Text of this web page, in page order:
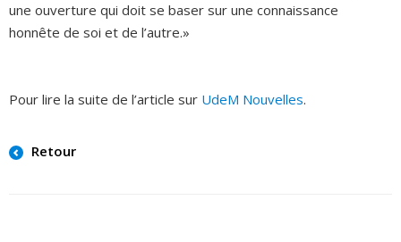
une ouverture qui doit se baser sur une connaissance
honnête de soi et de l’autre.»
Pour lire la suite de l’article sur UdeM Nouvelles.
Retour